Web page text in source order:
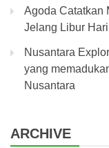
Agoda Catatkan
Jelang Libur
Nusantara
yang
Nusantara
ARCHIVE